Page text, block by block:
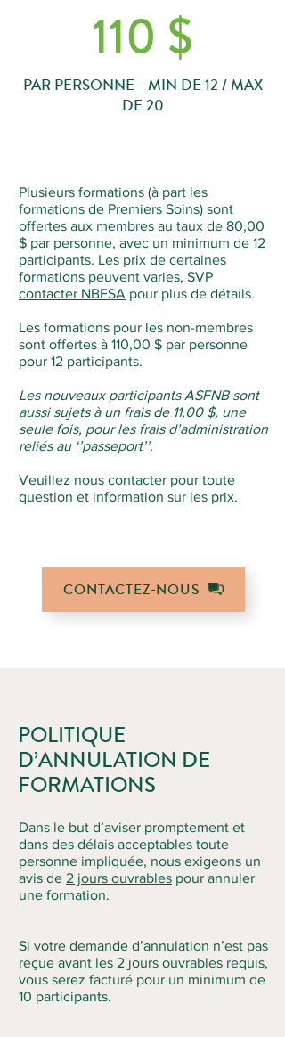
110 $
PAR PERSONNE - MIN DE 12 / MAX
DE 20
Plusieurs formations (à part les
formations de Premiers Soins) sont
offertes aux membres au taux de 80,00
$ par personne, avec un minimum de 12
participants. Les prix de certaines
formations peuvent varies, SVP
contacter NBFSA pour plus de détails.
Les formations pour les non-membres
sont offertes à 110,00 $ par personne
pour 12 participants.
Les nouveaux participants ASFNB sont
aussi sujets à un frais de 11,00 $, une
seule fois, pour les frais d’administration
reliés au ‘’passeport’’.
Veuillez nous contacter pour toute
question et information sur les prix.
CONTACTEZ-NOUS
POLITIQUE
D’ANNULATION DE
FORMATIONS
Dans le but d’aviser promptement et
dans des délais acceptables toute
personne impliquée, nous exigeons un
avis de 2 jours ouvrables pour annuler
une formation.
Si votre demande d’annulation n’est pas
reçue avant les 2 jours ouvrables requis,
vous serez facturé pour un minimum de
10 participants.